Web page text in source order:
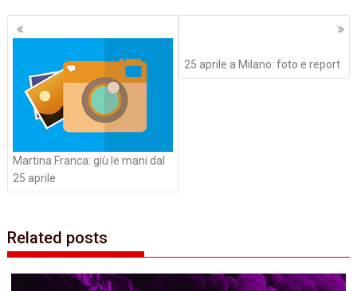
Navigazione
articoli
Martina Franca: giù le mani dal
25 aprile
25 aprile a Milano: foto e report
Related posts